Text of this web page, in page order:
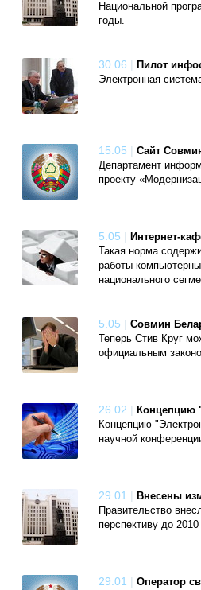
Национальной
годы.
30.06 | Пилот
Электронная
15.05 | Сайт
Департамент
проекту
5.05 | Интернет-
Такая норма
работы
национального
5.05 | Совмин
Теперь Стив Круг
официальным
26.02 | Концепцию
Концепцию
научной
29.01 | Внесены
Правительство
перспективу до
29.01 | Оператор